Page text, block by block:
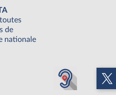
de
nationale